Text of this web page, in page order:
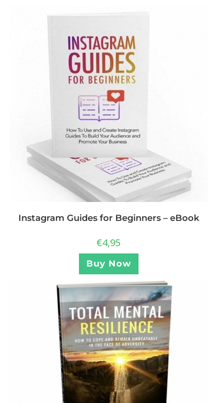
Instagram Guides for Beginners – eBook
€4,95
Buy Now